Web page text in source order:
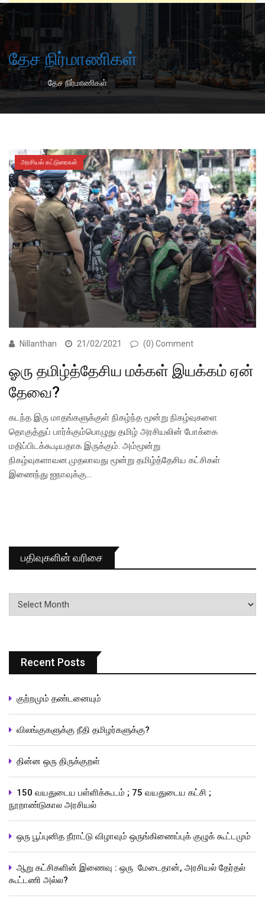
தேச நிர்மாணிகள்
Home-தேச நிர்மாணிகள்
அரசியல் கட்டுரைகள்
Nillanthan 21/02/2021 (0) Comment
ஓரு தமிழ்த்தேசிய மக்கள் இயக்கம் ஏன்
தேவை?
கடந்த இரு மாதங்களுக்குள் நிகழ்ந்த மூன்று நிகழ்வுகளை
தொகுத்துப் பார்க்கும்பொழுது தமிழ் அரசியலின் போக்கை
மதிப்பிடக்கூடியதாக இருக்கும். அம்மூன்று
நிகழ்வுகளாவன.முதலாவது மூன்று தமிழ்த்தேசிய கட்சிகள்
இணைந்து ஐநாவுக்கு…
பதிவுகளின் வரிசை
பதிவுகளின்
வரிசை
Recent Posts
குற்றமும் தண்டனையும்
விலங்குகளுக்கு நீதி தமிழர்களுக்கு?
தின்ன ஒரு திருக்குறள்
150 வயதுடைய பள்ளிக்கூடம் ; 75 வயதுடைய கட்சி ;
நூறாண்டுகால அரசியல்
ஒரு பூப்புனித நீராட்டு விழாவும் ஒருங்கிணைப்புக் குழுக் கூட்டமும்
ஆறு கட்சிகளின் இணைவு : ஒரு மேடைதான், அரசியல் தேர்தல்
கூட்டணி அல்ல?